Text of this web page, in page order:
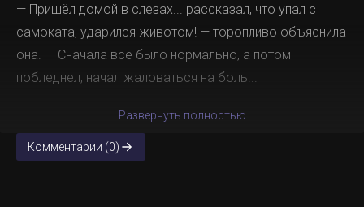
— Пришёл домой в слезах... рассказал, что упал с
самоката, ударился животом! — торопливо объяснила
она. — Сначала всё было нормально, а потом
побледнел, начал жаловаться на боль...
Развернуть полностью
Комментарии (0)